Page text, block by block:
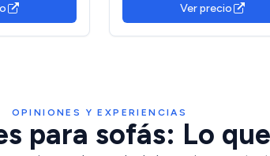
Ver precio
OPINIONES Y EXPERIENCIAS
para sofás: Lo